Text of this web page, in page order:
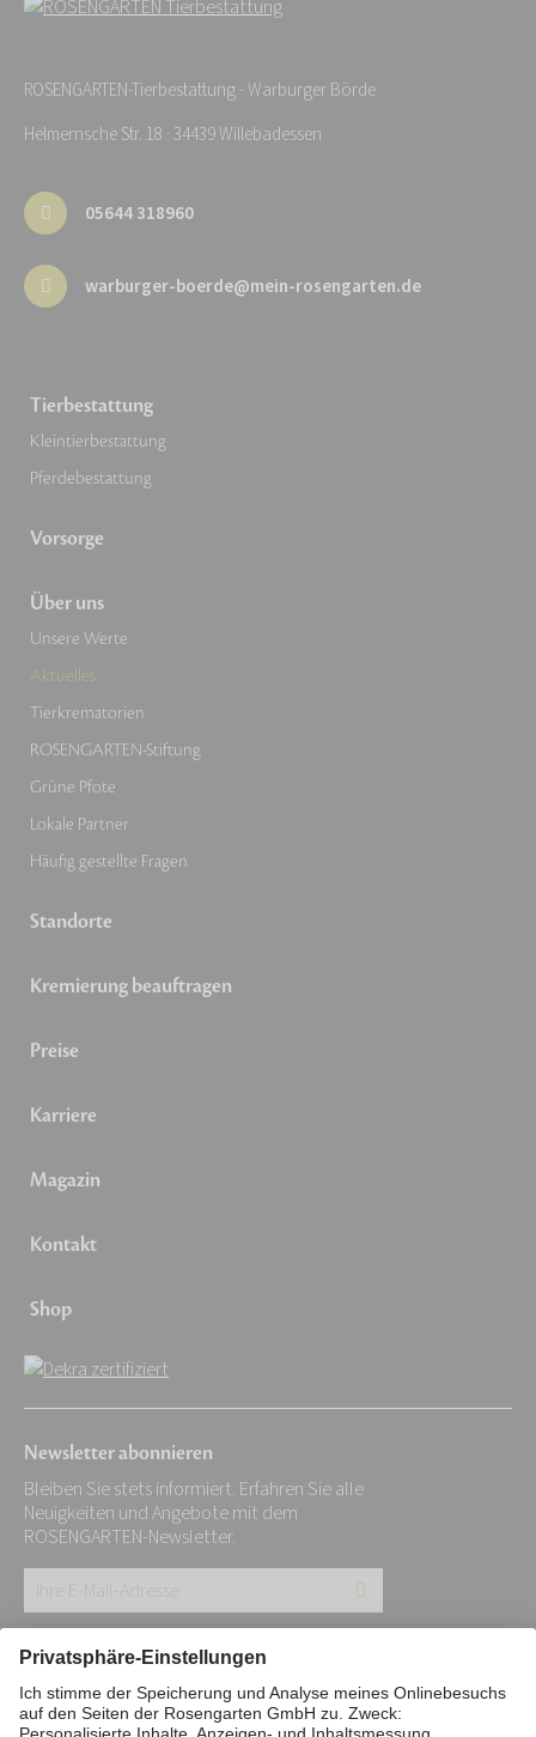
ROSENGARTEN-Tierbestattung - Warburger Börde
Helmernsche Str. 18 · 34439 Willebadessen
05644 318960
warburger-boerde@mein-rosengarten.de
Tierbestattung
Kleintierbestattung
Pferdebestattung
Vorsorge
Über uns
Unsere Werte
Aktuelles
Tierkrematorien
ROSENGARTEN-Stiftung
Grüne Pfote
Lokale Partner
Häufig gestellte Fragen
Standorte
Kremierung beauftragen
Preise
Karriere
Magazin
Kontakt
Shop
Newsletter abonnieren
Bleiben Sie stets informiert. Erfahren Sie alle
Neuigkeiten und Angebote mit dem
ROSENGARTEN-Newsletter.
E-
Mail-
Adresse:
Impressum Datenschutz
Stiftung
Interne Meldestelle
Zahlungsmittel